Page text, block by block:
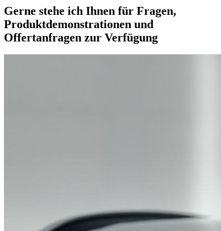
Gerne stehe ich Ihnen für Fragen,
Produktdemonstrationen und
Offertanfragen zur Verfügung